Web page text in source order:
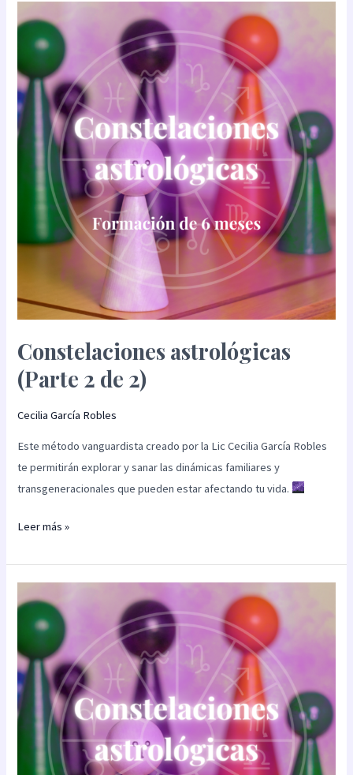
Constelaciones astrológicas
(Parte 2 de 2)
Cecilia García Robles
Este método vanguardista creado por la Lic Cecilia García Robles
te permitirán explorar y sanar las dinámicas familiares y
transgeneracionales que pueden estar afectando tu vida.
astrológicas
(Parte
2
de
2)
Leer más »
astrológicas
(Parte
1
de
2)